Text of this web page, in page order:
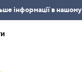
інформації в нашому